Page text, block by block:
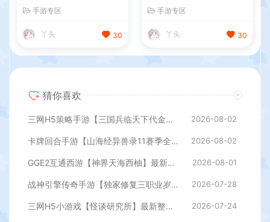
+安卓苹果PC三端+内置GM
工具+全套源码+详细搭建教
程
手游专区
丫头 30
0】最新整理Win系特色服务
端+安卓苹果双端+GM授权后
台+详细搭建教程
手游专区
丫头 30
猜你喜欢
三网H5策略手游【三国兵临天下代金券内购七合修复版】最新整理单机一键即玩镜像端+Linux手工服务端+管理后台+GM授权后台+简易安卓客户端+详细搭建教程+视频教程 2026-08-02
卡牌回合手游【山海经异兽录11赛季全人物代金券内购版】最新整理WIN系服务端+授权GM后台+管理后台+热更修改工具+安卓+详细搭建教程 2026-08-02
GGE2互通西游【神界天海西柚】最新整理Win系服务端+安卓苹果PC三端+内置GM工具+全套源码+详细搭建教程 2026-08-01
战神引擎传奇手游【独家修复三职业岁月无限刀-白猪3.0】最新整理Win系特色服务端+安卓苹果双端+GM授权后台+详细搭建教程 2026-07-28
三网H5小游戏【怪谈研究所】最新整理WIN系服务端+Linux手工服务端+详细搭建教程 2026-07-24